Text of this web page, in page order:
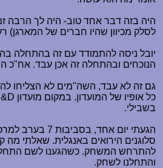
לסלק מכיוון שהיו חברים של המארגן)
יובל ניסה להתמודד עם זה בהתחלה
הנוכחים ובהתחלה זה אכן עבד. אח"כ הוחלט על
גם זה לא עבד, השה"מים לא הצליחו
כל אופיו של המועדון. במקום מועדון
בשבילי.
הגעתי יום אחד, בסביבות 7 בערב למרכז הקהילתי לעוד מפגש
סלוגנים הירואים באנגלית. שאלתי
להתרחש המשחק. כשהגענו לשם
והתחלנו לשחק.